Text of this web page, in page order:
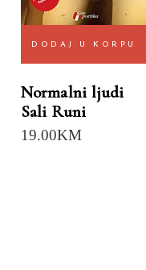
DODAJ U KORPU
Normalni ljudi
Sali Runi
19.00KM